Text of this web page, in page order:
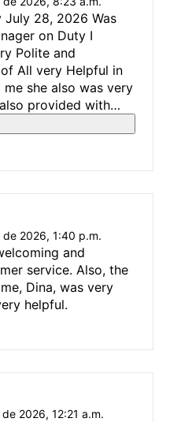
July 28, 2026 Was
on Duty I
All very Helpful in
me she also was very
provided with
to questions asked
my overall Experience was great 100 %
de 2026, 1:40 p.m.
and
service. Also, the
Dina, was very
helpful.
2026, 12:21 a.m.